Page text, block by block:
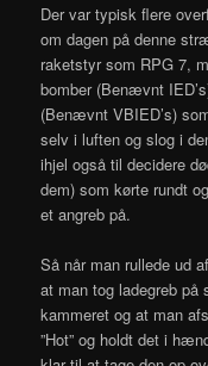
Der var typisk flere
om dagen på denne
raketstyr som RPG 7,
bomber (Benævnt
(Benævnt VBIED’s)
selv i luften og slog i
ihjel også til decidere
dem) som kørte rundt
et angreb på.
Så når man rullede ud
at man tog ladegreb på
kammeret og at man
”Hot” og holdt det i